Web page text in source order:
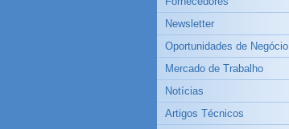
Newsletter
Oportunidades de Negócio
Mercado de Trabalho
Notícias
Artigos Técnicos